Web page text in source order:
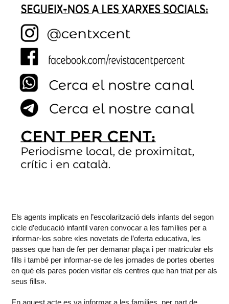
Els agents implicats en l’escolarització dels infants del segon
cicle d’educació infantil varen convocar a les famílies per a
informar-los sobre «les novetats de l’oferta educativa, les
passes que han de fer per demanar plaça i per matricular els
fills i també per informar-se de les jornades de portes obertes
en què els pares poden visitar els centres que han triat per als
seus fills».